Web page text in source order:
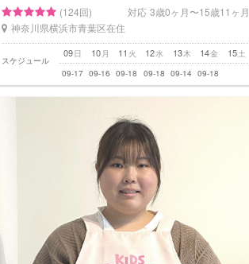
(124回) 対応 3歳0ヶ月〜15歳11ヶ月
神奈川県横浜市青葉区在住
スケジュール
日
09 月
10 火
11 水
12 木
13 金
14 土
15
09-17 09-16 09-18 09-18 09-14 09-18